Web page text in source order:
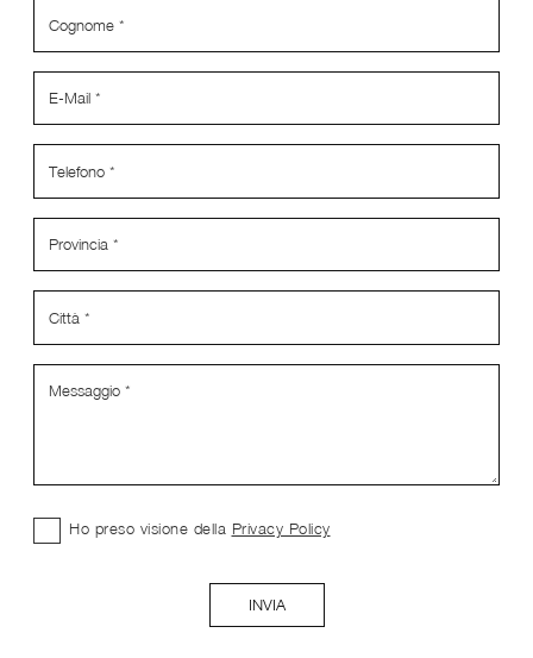
Ho preso visione della Privacy Policy
INVIA